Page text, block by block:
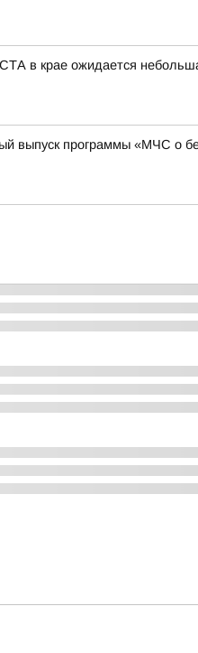
в крае ожидается
выпуск программы «МЧС о